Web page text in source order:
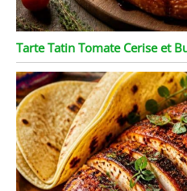
Tarte Tatin Tomate Cerise et